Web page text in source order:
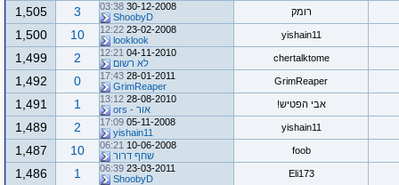
רומק 30-12-2008
03:38
ShoobyD
3
1,505
yishain11
23-02-2008
12:22
looklook
10
1,500
chertalktome
04-11-2010
12:21
לא רשום
2
1,499
GrimReaper
28-01-2011
17:43
GrimReaper
0
1,492
אבי הפטיש! 28-08-2010
13:12
אור - ors
1
1,491
yishain11
05-11-2008
17:09
yishain11
2
1,489
foob
10-06-2008
06:21
שחף דרור
10
1,487
Eli173
23-03-2011
06:39
ShoobyD
1
1,486